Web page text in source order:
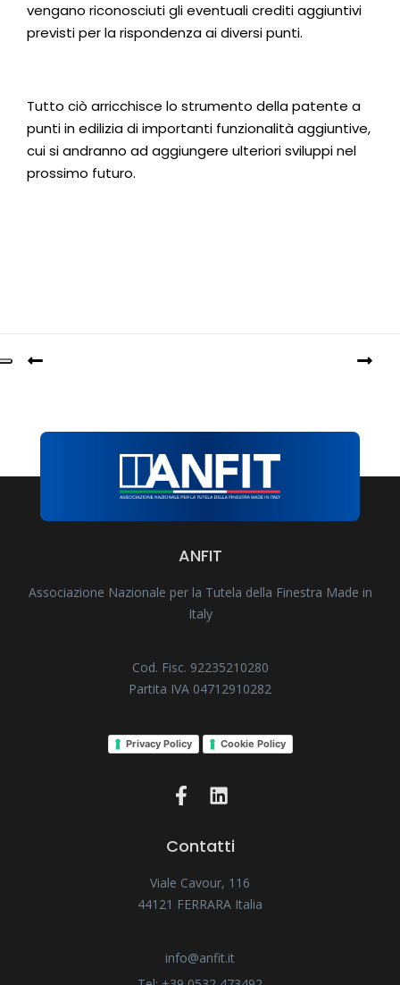
vengano riconosciuti gli eventuali crediti aggiuntivi
previsti per la rispondenza ai diversi punti.
Tutto ciò arricchisce lo strumento della patente a
punti in edilizia di importanti funzionalità aggiuntive,
cui si andranno ad aggiungere ulteriori sviluppi nel
prossimo futuro.
ANFIT
Associazione Nazionale per la Tutela della Finestra Made in
Italy
Cod. Fisc. 92235210280
Partita IVA 04712910282
Privacy Policy Cookie Policy
Contatti
Viale Cavour, 116
44121 FERRARA Italia
info@anfit.it